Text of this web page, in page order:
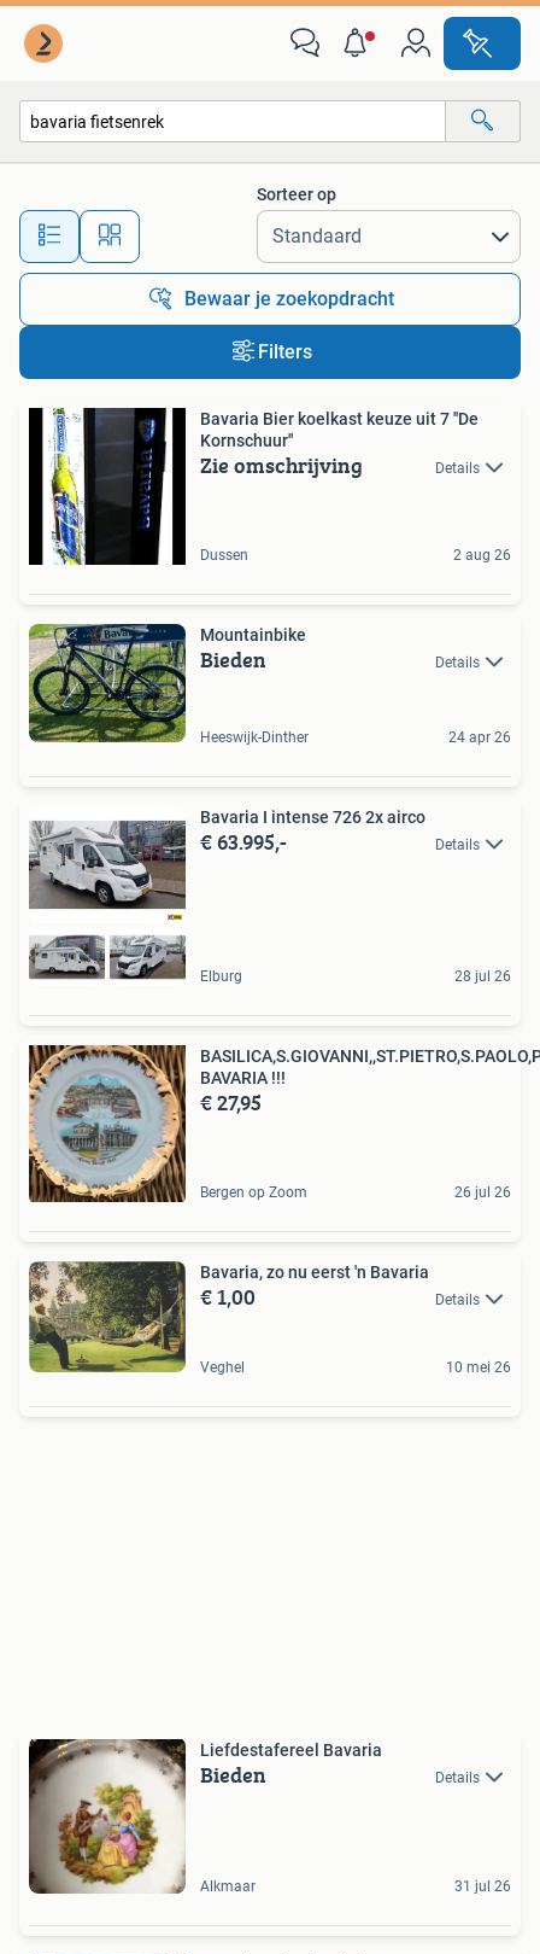
Alle afstanden…
Sorteer op
Bewaar je zoekopdracht
Filters
Bavaria Bier koelkast keuze uit 7 ''De
Kornschuur''
Zie omschrijving Details
Dussen 2 aug 26
Mountainbike
Bieden Details
Heeswijk-Dinther 24 apr 26
Bavaria I intense 726 2x airco
€ 63.995,- Details
Elburg 28 jul 26
BAVARIA !!!
€ 27,95
Bergen op Zoom 26 jul 26
Bavaria, zo nu eerst 'n Bavaria
€ 1,00 Details
Veghel 10 mei 26
Liefdestafereel Bavaria
Bieden Details
Alkmaar 31 jul 26